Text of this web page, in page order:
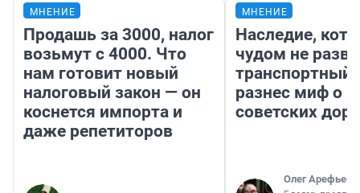
МНЕНИЕ
Продашь за 3000, налог
возьмут с 4000. Что
нам готовит новый
налоговый закон — он
коснется импорта и
даже репетиторов
МНЕНИЕ
Наследие,
чудом не
транспортный
разнес миф о
советских
Олег Арефьев